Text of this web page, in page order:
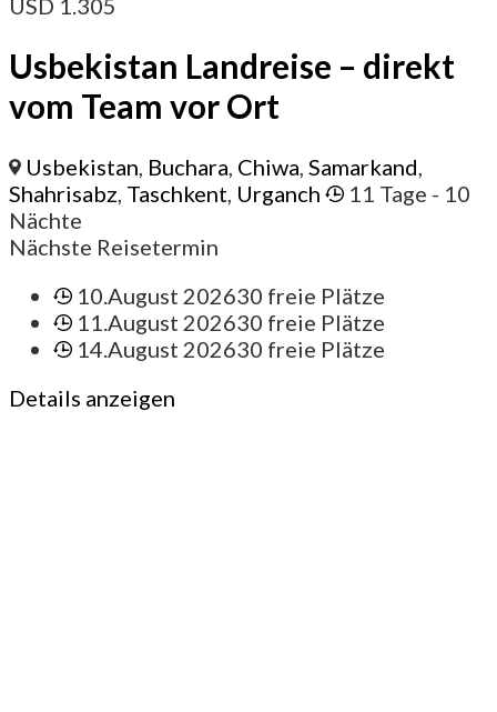
Usbekistan Landreise – direkt
vom Team vor Ort
Usbekistan, Buchara, Chiwa,Samarkand,
Shahrisabz, Taschkent, Urganch 11 Tage - 10
Nächte
Nächste Reisetermin
10.August 202630 freie Plätze
11.August 202630 freie Plätze
14.August 202630 freie Plätze
Details anzeigen